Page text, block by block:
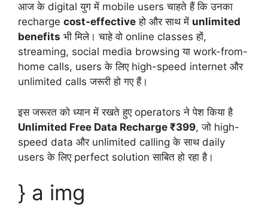
आज के digital युग में mobile users चाहते हैं कि उनका
recharge cost-effective हो और साथ में unlimited
benefits भी मिले। चाहे वो online classes हों,
streaming, social media browsing या work-from-
home calls, users के लिए high-speed internet और
unlimited calls जरूरी हो गए हैं।
इस जरूरत को ध्यान में रखते हुए operators ने पेश किया है
Unlimited Free Data Recharge ₹399, जो high-
speed data और unlimited calling के साथ daily
users के लिए perfect solution साबित हो रहा है।
} a img